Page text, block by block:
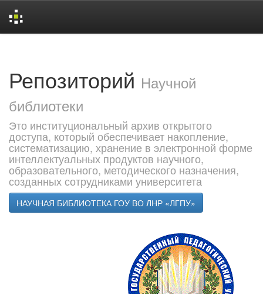
Репозиторий Научной
библиотеки
Это институциональный архив открытого
доступа, который обеспечивает накопление,
систематизацию, хранение в электронной форме
интеллектуальных продуктов научного,
образовательного, методического назначения,
созданных сотрудниками университета
НАУЧНАЯ БИБЛИОТЕКА ГОУ ВО ЛНР «ЛГПУ»